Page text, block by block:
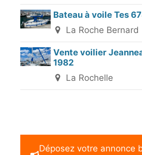
Bateau à voile Tes
La Roche Bernard
Vente voilier
1982
La Rochelle
Déposez votre annonce